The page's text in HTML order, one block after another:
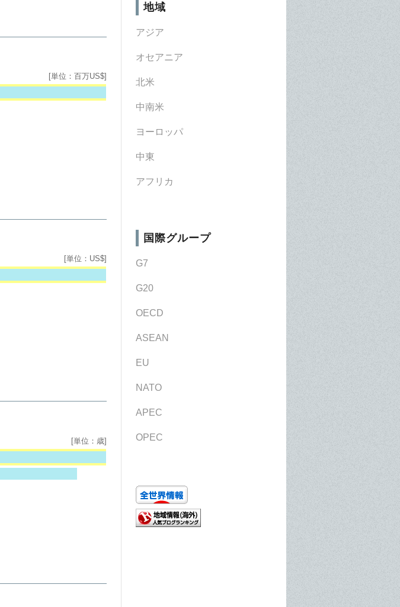
[単位：百万US$]
[単位：US$]
[単位：歳]
地域
アジア
オセアニア
北米
中南米
ヨーロッパ
中東
アフリカ
国際グループ
G7
G20
OECD
ASEAN
EU
NATO
APEC
OPEC